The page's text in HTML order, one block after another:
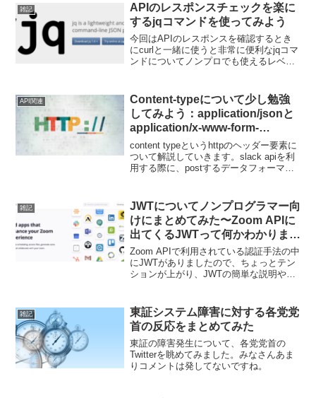
雑記
APIのレスポンスチェックを楽に
するjqコマンドを使ってみよう
今回はAPIのレスポンスを確認するとき
にcurlと一緒に使うと非常に便利なjqコマ
ンドについてノンプロでも使えるレベル
マンドを使えば一発解決です。
API関連
Content-typeについて少し勉強
してみよう：application/jsonと
application/x-www-form-
urlencodedの違い
content typeというhttpのヘッダー要素に
ついて解説していきます。slack apiを利
用する際に、postするデータフォーマッ
ッドシート関数での作成方法などを紹介
していきます。
雑記
JWTについてノンプログラマー向
けにまとめてみた〜Zoom APIに
出てくるJWTって何かわかります
か？〜
Zoom APIで利用されている認証手法の中
にJWTがありましたので、ちょっとテン
ションが上がり、JWTの簡単な説明やデ
ドするとエラーを起こすので、その解消
方法も含めて説明しています。
雑記
東証システム障害に対する各党党
首の反応をまとめてみた
東証の障害発生について、各党党首の
Twitterを眺めてみました。みなさんあま
りコメントは発してないですね。